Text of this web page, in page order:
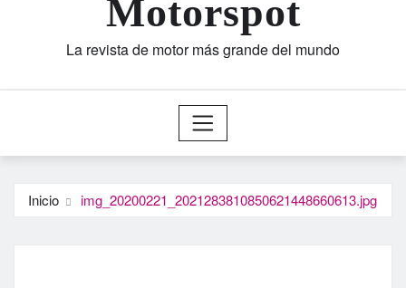
Motorspot
La revista de motor más grande del mundo
Inicio img_20200221_2021283810850621448660613.jpg